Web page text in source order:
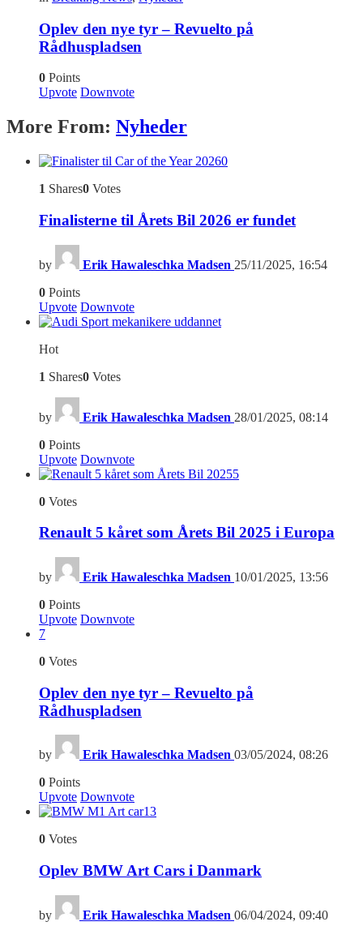
Oplev den nye tyr – Revuelto på
Rådhuspladsen
0 Points
Upvote Downvote
More From: Nyheder
0
1 Shares0 Votes
Finalisterne til Årets Bil 2026 er fundet
by Erik Hawaleschka Madsen 25/11/2025, 16:54
0 Points
Upvote Downvote
Hot
1 Shares0 Votes
by Erik Hawaleschka Madsen 28/01/2025, 08:14
0 Points
Upvote Downvote
5
0 Votes
Renault 5 kåret som Årets Bil 2025 i Europa
by Erik Hawaleschka Madsen 10/01/2025, 13:56
0 Points
Upvote Downvote
7
0 Votes
Oplev den nye tyr – Revuelto på
Rådhuspladsen
by Erik Hawaleschka Madsen 03/05/2024, 08:26
0 Points
Upvote Downvote
13
0 Votes
Oplev BMW Art Cars i Danmark
by Erik Hawaleschka Madsen 06/04/2024, 09:40